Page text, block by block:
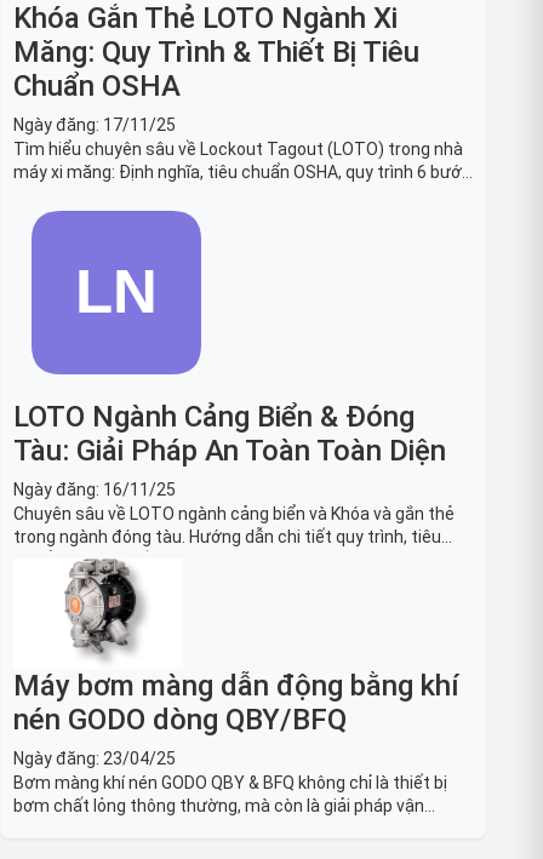
Khóa Gắn Thẻ LOTO Ngành Xi
Măng: Quy Trình & Thiết Bị Tiêu
Chuẩn OSHA
Ngày đăng: 17/11/25
Tìm hiểu chuyên sâu về Lockout Tagout (LOTO) trong nhà
máy xi măng: Định nghĩa, tiêu chuẩn OSHA, quy trình 6 bước
nung, máy nghiền an toàn.
LOTO Ngành Cảng Biển & Đóng
Tàu: Giải Pháp An Toàn Toàn Diện
Ngày đăng: 16/11/25
Chuyên sâu về LOTO ngành cảng biển và Khóa và gắn thẻ
trong ngành đóng tàu. Hướng dẫn chi tiết quy trình, tiêu
chuẩn OSHA, thiết bị và Giải pháp LOTO trong công nghiệp
đóng tàu toàn diện.
Máy bơm màng dẫn động bằng khí
nén GODO dòng QBY/BFQ
Ngày đăng: 23/04/25
Bơm màng khí nén GODO QBY & BFQ không chỉ là thiết bị
bơm chất lỏng thông thường, mà còn là giải pháp vận